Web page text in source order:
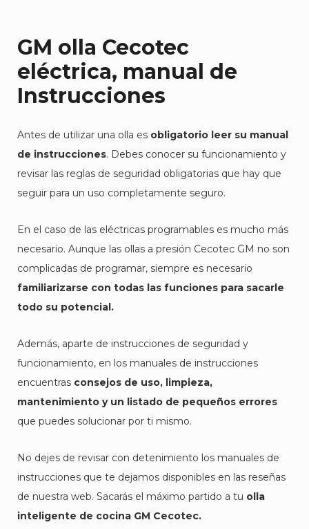
GM olla Cecotec
eléctrica, manual de
Instrucciones
Antes de utilizar una olla es obligatorio leer su manual
de instrucciones. Debes conocer su funcionamiento y
revisar las reglas de seguridad obligatorias que hay que
seguir para un uso completamente seguro.
En el caso de las eléctricas programables es mucho más
necesario. Aunque las ollas a presión Cecotec GM no son
complicadas de programar, siempre es necesario
familiarizarse con todas las funciones para sacarle
todo su potencial.
Además, aparte de instrucciones de seguridad y
funcionamiento, en los manuales de instrucciones
encuentras consejos de uso, limpieza,
mantenimiento y un listado de pequeños errores
que puedes solucionar por ti mismo.
No dejes de revisar con detenimiento los manuales de
instrucciones que te dejamos disponibles en las reseñas
de nuestra web. Sacarás el máximo partido a tu olla
inteligente de cocina GM Cecotec.